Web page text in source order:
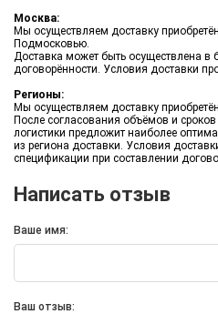
Москва:
Мы осуществляем доставку
Подмосковью.
Доставка может быть осуществлена
договорённости. Условия доставки
Регионы:
Мы осуществляем доставку
После согласования объёмов и
логистики предложит наиболее
из региона доставки. Условия
спецификации при составлении
Написать отзыв
Ваше имя:
Ваш отзыв: